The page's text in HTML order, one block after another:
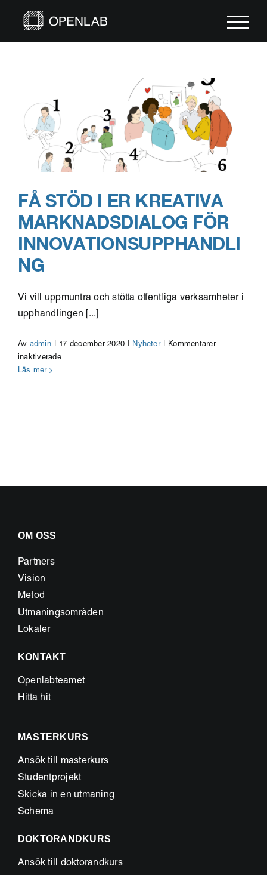
FÅ STÖD I ER KREATIVA
MARKNADSDIALOG FÖR
INNOVATIONSUPPHANDLI
NG
Vi vill uppmuntra och stötta offentliga verksamheter i
upphandlingen [...]
Av admin | 17 december 2020 | Nyheter | Kommentarer
inaktiveradeför
stöd
Läs mer
OM OSS
Partners
Vision
Metod
Utmaningsområden
Lokaler
KONTAKT
Openlabteamet
Hitta hit
MASTERKURS
Ansök till masterkurs
Studentprojekt
Skicka in en utmaning
Schema
DOKTORANDKURS
Ansök till doktorandkurs